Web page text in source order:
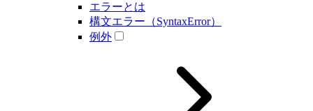
エラーとは
構文エラー（SyntaxError）
例外